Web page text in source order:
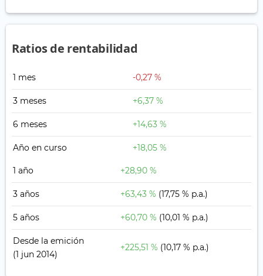
Ratios de rentabilidad
1 mes -0,27 %
3 meses +6,37 %
6 meses +14,63 %
Año en curso +18,05 %
1 año +28,90 %
3 años +63,43 % (17,75 % p.a.)
5 años +60,70 % (10,01 % p.a.)
Desde la emición
(1 jun 2014)
+225,51 % (10,17 % p.a.)